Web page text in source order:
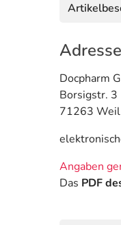
Docpharm
Borsigstr. 3
71263
Angaben
Das PDF